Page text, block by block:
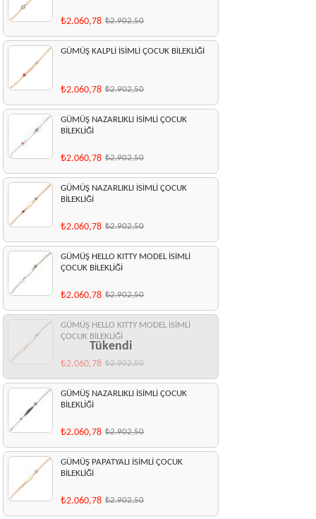
₺2.060,78 ₺2.902,50
GÜMÜŞ KALPLİ İSİMLİ ÇOCUK BİLEKLİĞİ
₺2.060,78 ₺2.902,50
GÜMÜŞ NAZARLIKLI İSİMLİ ÇOCUK
BİLEKLİĞİ
₺2.060,78 ₺2.902,50
GÜMÜŞ NAZARLIKLI İSİMLİ ÇOCUK
BİLEKLİĞİ
₺2.060,78 ₺2.902,50
GÜMÜŞ HELLO KITTY MODEL İSİMLİ
ÇOCUK BİLEKLİĞİ
₺2.060,78 ₺2.902,50
Tükendi
GÜMÜŞ HELLO KITTY MODEL İSİMLİ
ÇOCUK BİLEKLİĞİ
₺2.060,78 ₺2.902,50
GÜMÜŞ NAZARLIKLI İSİMLİ ÇOCUK
BİLEKLİĞİ
₺2.060,78 ₺2.902,50
GÜMÜŞ PAPATYALI İSİMLİ ÇOCUK
BİLEKLİĞİ
₺2.060,78 ₺2.902,50